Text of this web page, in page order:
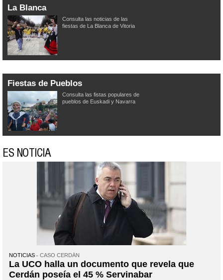
La Blanca
Consulta las noticias de las
fiestas de La Blanca de Vitoria
Fiestas de Pueblos
Consulta las fistas populares de
pueblos de Euskadi y Navarra
ES NOTICIA
NOTICIAS CASO CERDÁN
La UCO halla un documento que revela que
Cerdán poseía el 45 % Servinabar